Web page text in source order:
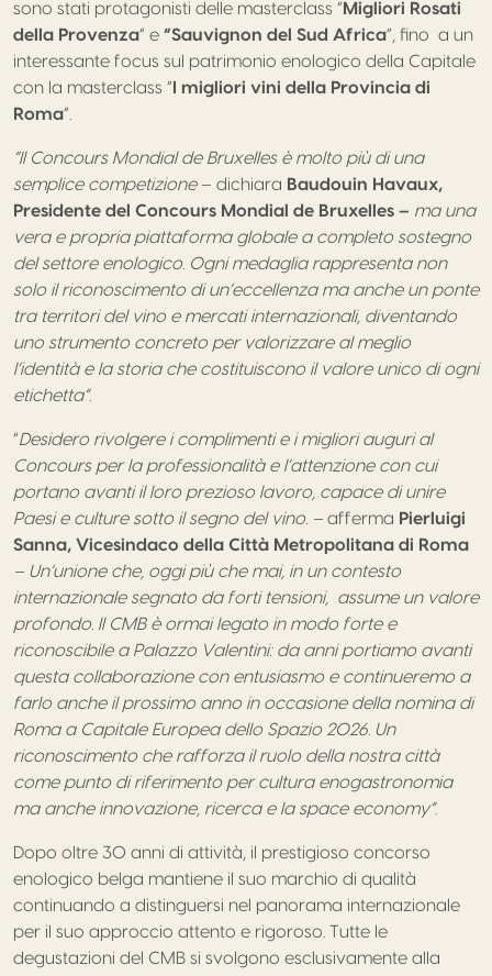
sono stati protagonisti delle masterclass “Migliori Rosati
della Provenza” e “Sauvignon del Sud Africa”, fino a un
interessante focus sul patrimonio enologico della Capitale
con la masterclass “I migliori vini della Provincia di
Roma”.
“Il Concours Mondial de Bruxelles è molto più di una
semplice competizione– dichiara Baudouin Havaux,
Presidente del Concours Mondial de Bruxelles – ma una
vera e propria piattaforma globale a completo sostegno
del settore enologico. Ogni medaglia rappresenta non
solo il riconoscimento di un’eccellenza ma anche un ponte
tra territori del vino e mercati internazionali, diventando
uno strumento concreto per valorizzare al meglio
l’identità e la storia che costituiscono il valore unico di ogni
etichetta”.
“Desidero rivolgere i complimenti e i migliori auguri al
Concours per la professionalità e l’attenzione con cui
portano avanti il loro prezioso lavoro, capace di unire
Paesi e culture sotto il segno del vino. – afferma Pierluigi
Sanna, Vicesindaco della Città Metropolitana di Roma
– Un’unione che, oggi più che mai, in un contesto
internazionale segnato da forti tensioni, assume un valore
profondo. Il CMB è ormai legato in modo forte e
riconoscibile a Palazzo Valentini: da anni portiamo avanti
questa collaborazione con entusiasmo e continueremo a
farlo anche il prossimo anno in occasione della nomina di
Roma a Capitale Europea dello Spazio 2026. Un
riconoscimento che rafforza il ruolo della nostra città
come punto di riferimento per cultura enogastronomia
ma anche innovazione, ricerca e la space economy”.
Dopo oltre 30 anni di attività, il prestigioso concorso
enologico belga mantiene il suo marchio di qualità
continuando a distinguersi nel panorama internazionale
per il suo approccio attento e rigoroso. Tutte le
degustazioni del CMB si svolgono esclusivamente alla